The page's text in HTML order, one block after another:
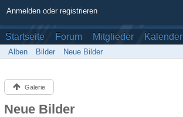
Anmelden oder registrieren
Startseite Forum Mitglieder Kalender
Alben Bilder Neue Bilder
Galerie
Neue Bilder